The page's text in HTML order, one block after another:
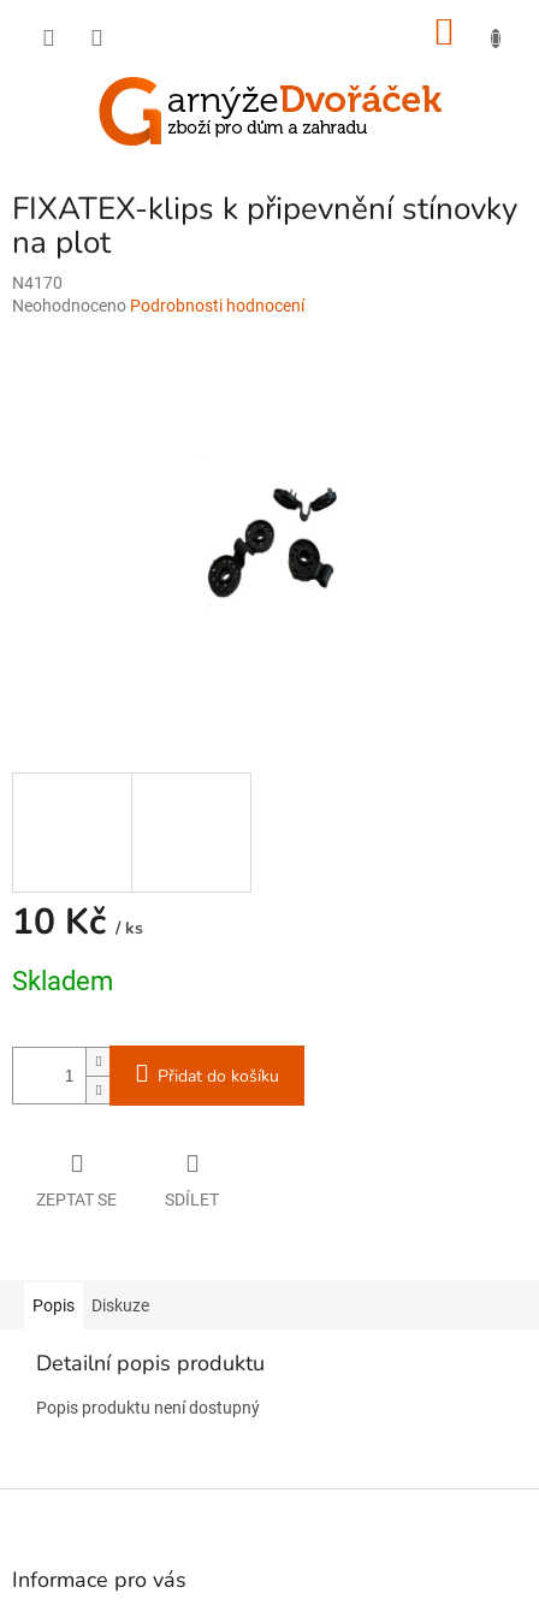
FIXATEX-klips k připevnění stínovky
na plot
N4170
Průměrné
Neohodnoceno Podrobnosti hodnocení
10 Kč / ks
cena:
Skladem
Přidat do košíku
ZEPTAT SE SDÍLET
Popis Diskuze
Detailní popis produktu
Popis produktu není dostupný
Z
Informace pro vás